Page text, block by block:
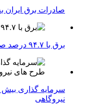
صادرات برق
برق با ۹۴.۷ درصد صدرنشین تورم تابستانی!
سرمایه گذاری بیش
نیروگاهی